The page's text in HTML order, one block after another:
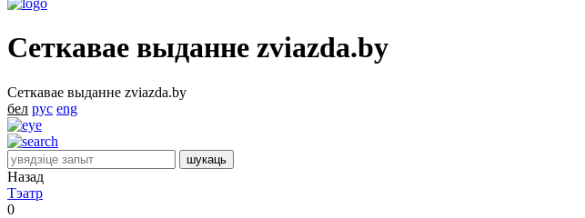
Сеткавае выданне zviazda.by
Сеткавае выданне zviazda.by
бел рус eng
Назад
Тэатр
0